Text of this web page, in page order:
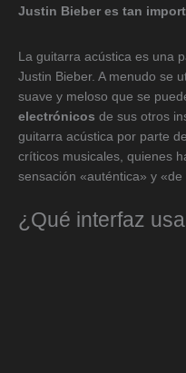
Justin Bieber es tan
La guitarra acústica es una
Justin Bieber. A menudo se
suave y meloso que se
electrónicos de sus otros
guitarra acústica por parte
críticos musicales, quienes
sensación «auténtica» y «de
¿Qué interfaz